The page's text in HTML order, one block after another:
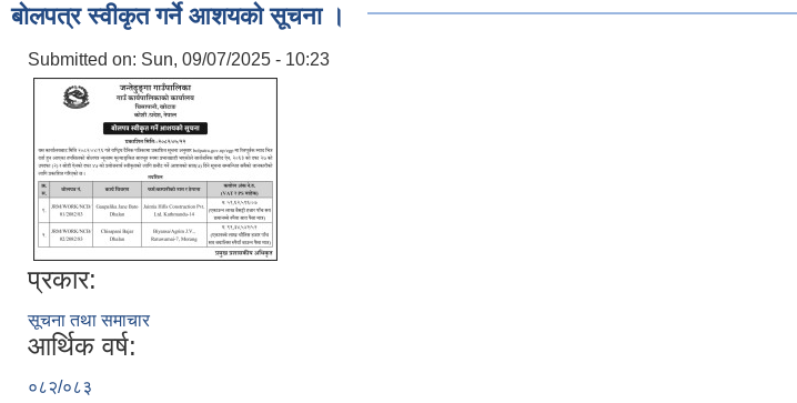
बोलपत्र स्वीकृत गर्ने आशयको सूचना ।
Submitted on: Sun, 09/07/2025 - 10:23
प्रकार:
सूचना तथा समाचार
आर्थिक वर्ष:
०८२/०८३